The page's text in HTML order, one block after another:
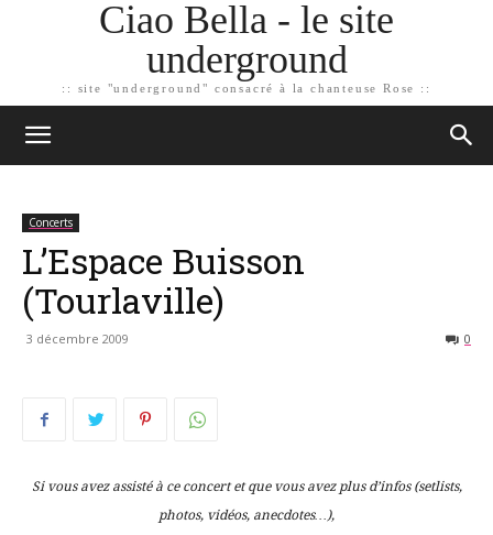
Ciao Bella - le site
underground
:: site "underground" consacré à la chanteuse Rose ::
Concerts
L’Espace Buisson
(Tourlaville)
3 décembre 2009 0
Si vous avez assisté à ce concert et que vous avez plus d’infos (setlists,
photos, vidéos, anecdotes…),